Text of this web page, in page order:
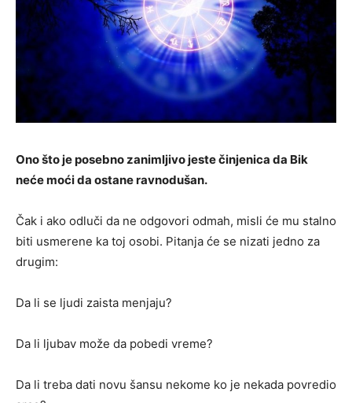
Ono što je posebno zanimljivo jeste činjenica da Bik
neće moći da ostane ravnodušan.
Čak i ako odluči da ne odgovori odmah, misli će mu stalno
biti usmerene ka toj osobi. Pitanja će se nizati jedno za
drugim:
Da li se ljudi zaista menjaju?
Da li ljubav može da pobedi vreme?
Da li treba dati novu šansu nekome ko je nekada povredio